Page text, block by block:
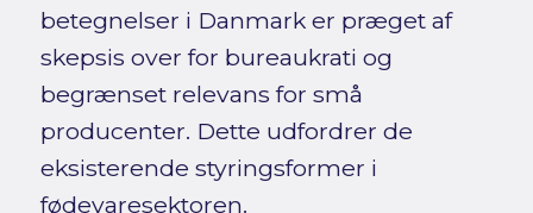
betegnelser i Danmark er præget af
skepsis over for bureaukrati og
begrænset relevans for små
producenter. Dette udfordrer de
eksisterende styringsformer i
fødevaresektoren.